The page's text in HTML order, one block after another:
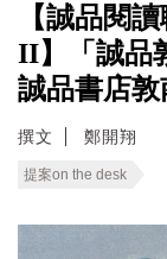
【誠品閱
II】「誠品
誠品書店敦
撰文 鄭開翔
提案on the desk